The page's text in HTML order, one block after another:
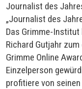
Journalist des
„Journalist des
Das Grimme-
Richard Gutjahr
Grimme Online
Einzelperson
profitiere von